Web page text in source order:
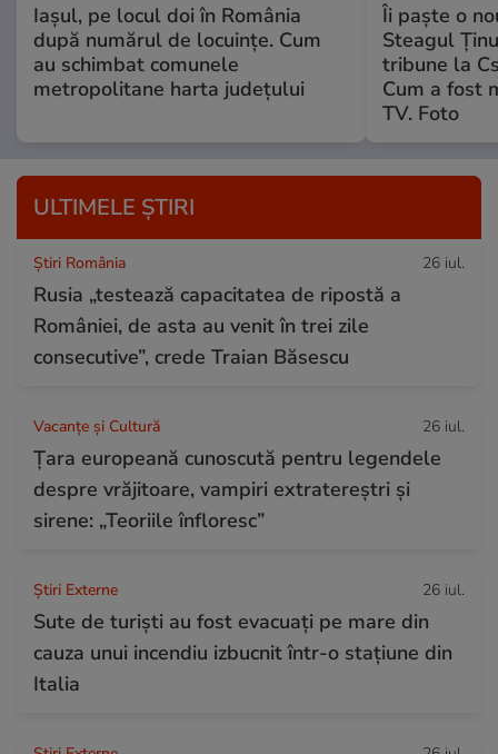
Iașul, pe locul doi în România
după numărul de locuințe. Cum
au schimbat comunele
metropolitane harta județului
Îi paște o
Steagul
tribune la
Cum a fost
TV. Foto
ULTIMELE ȘTIRI
Știri România 26 iul.
Rusia „testează capacitatea de ripostă a
României, de asta au venit în trei zile
consecutive”, crede Traian Băsescu
Vacanțe și Cultură 26 iul.
Țara europeană cunoscută pentru legendele
despre vrăjitoare, vampiri extratereștri și
sirene: „Teoriile înfloresc”
Știri Externe 26 iul.
Sute de turiști au fost evacuați pe mare din
cauza unui incendiu izbucnit într-o stațiune din
Italia